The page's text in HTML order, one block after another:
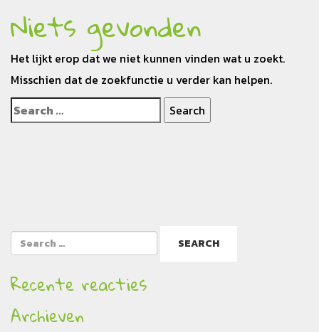
Niets gevonden
Het lijkt erop dat we niet kunnen vinden wat u zoekt.
Misschien dat de zoekfunctie u verder kan helpen.
Recente reacties
Archieven